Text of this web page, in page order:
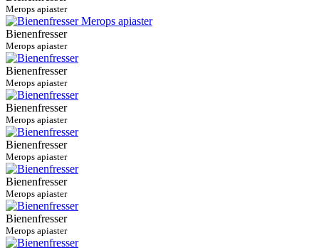
Merops apiaster
Bienenfresser
Merops apiaster
Bienenfresser
Merops apiaster
Bienenfresser
Merops apiaster
Bienenfresser
Merops apiaster
Bienenfresser
Merops apiaster
Bienenfresser
Merops apiaster